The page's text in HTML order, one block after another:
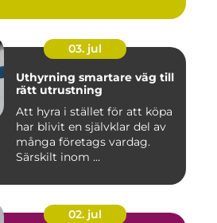
03. jul
Uthyrning smartare väg till
rätt utrustning
Att hyra i stället för att köpa
har blivit en självklar del av
många företags vardag.
Särskilt inom ...
02. jul